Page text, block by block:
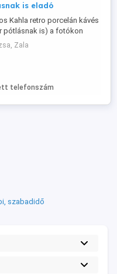
is eladó
Kahla retro porcelán kávés
pótlásnak is) a fotókon
állapotban eladó.
cm, átmérő 6 cm. Ár: 3000
postázni
Zala
telefonszám
szabadidő